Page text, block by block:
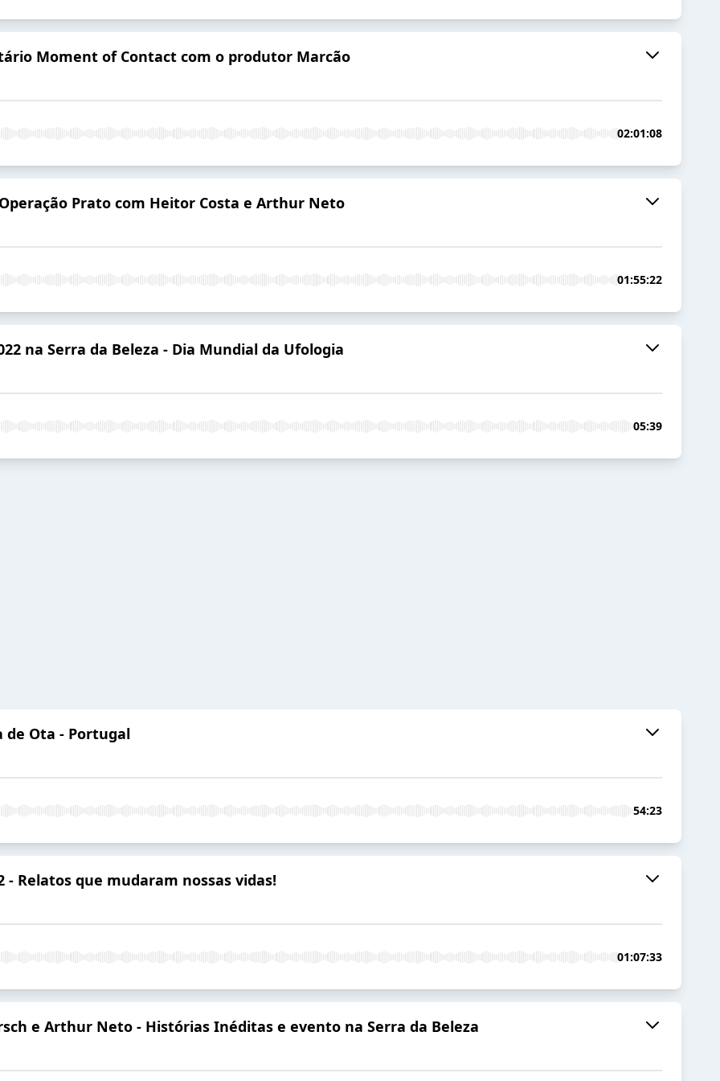
Moment of Contact com o produtor Marcão
02:01:08
Prato com Heitor Costa e Arthur Neto
01:55:22
na Serra da Beleza - Dia Mundial da Ufologia
05:39
de Ota - Portugal
54:23
- Relatos que mudaram nossas vidas!
01:07:33
e Arthur Neto - Histórias Inéditas e evento na Serra da Beleza